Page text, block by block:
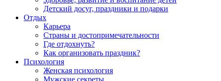
Детский досуг, праздники и подарки
Отдых
Карьера
Страны и достопримечательности
Где отдохнуть?
Как организовать праздник?
Психология
Женская психология
Мужские секреты